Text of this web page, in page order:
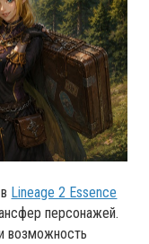
Lineage 2 Essence
персонажей.
возможность